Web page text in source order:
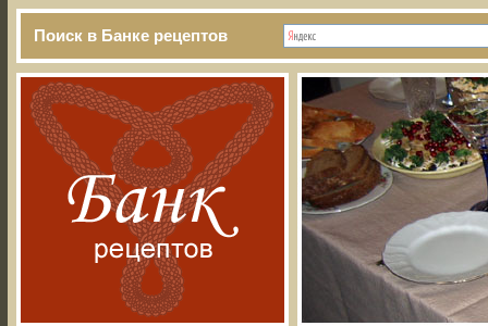
Поиск в Банке рецептов